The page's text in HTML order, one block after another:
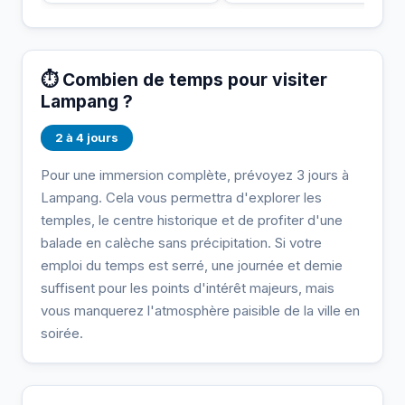
⏱️ Combien de temps pour visiter
Lampang ?
2 à 4 jours
Pour une immersion complète, prévoyez 3 jours à
Lampang. Cela vous permettra d'explorer les
temples, le centre historique et de profiter d'une
balade en calèche sans précipitation. Si votre
emploi du temps est serré, une journée et demie
suffisent pour les points d'intérêt majeurs, mais
vous manquerez l'atmosphère paisible de la ville en
soirée.